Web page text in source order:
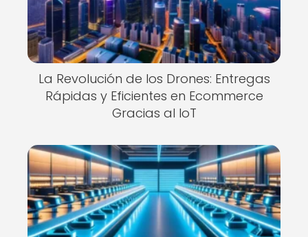
La Revolución de los Drones: Entregas
Rápidas y Eficientes en Ecommerce
Gracias al IoT